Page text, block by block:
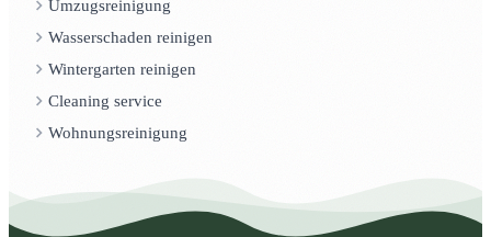
Umzugsreinigung
Wasserschaden reinigen
Wintergarten reinigen
Cleaning service
Wohnungsreinigung